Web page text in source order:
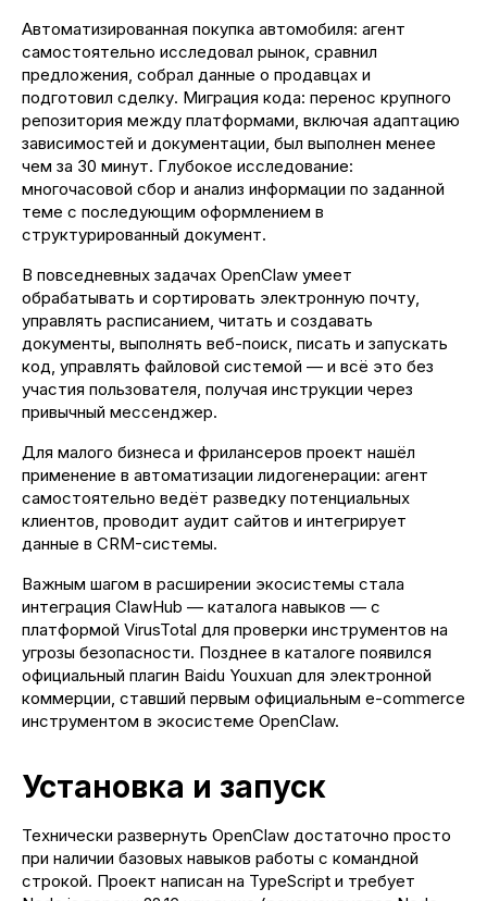
Автоматизированная покупка автомобиля: агент
самостоятельно исследовал рынок, сравнил
предложения, собрал данные о продавцах и
подготовил сделку. Миграция кода: перенос крупного
репозитория между платформами, включая адаптацию
зависимостей и документации, был выполнен менее
чем за 30 минут. Глубокое исследование:
многочасовой сбор и анализ информации по заданной
теме с последующим оформлением в
структурированный документ.
В повседневных задачах OpenClaw умеет
обрабатывать и сортировать электронную почту,
управлять расписанием, читать и создавать
документы, выполнять веб-поиск, писать и запускать
код, управлять файловой системой — и всё это без
участия пользователя, получая инструкции через
привычный мессенджер.
Для малого бизнеса и фрилансеров проект нашёл
применение в автоматизации лидогенерации: агент
самостоятельно ведёт разведку потенциальных
клиентов, проводит аудит сайтов и интегрирует
данные в CRM-системы.
Важным шагом в расширении экосистемы стала
интеграция ClawHub — каталога навыков — с
платформой VirusTotal для проверки инструментов на
угрозы безопасности. Позднее в каталоге появился
официальный плагин Baidu Youxuan для электронной
коммерции, ставший первым официальным e-commerce
инструментом в экосистеме OpenClaw.
Установка и запуск
Технически развернуть OpenClaw достаточно просто
при наличии базовых навыков работы с командной
строкой. Проект написан на TypeScript и требует